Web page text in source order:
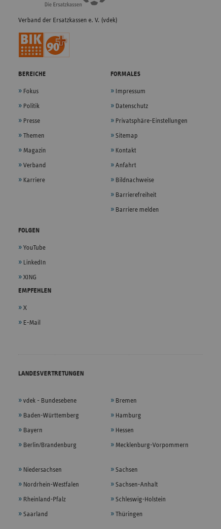
Verband der Ersatzkassen e. V. (vdek)
BEREICHE
Fokus
Politik
Presse
Themen
Magazin
Verband
Karriere
FORMALES
Impressum
Datenschutz
Privatsphäre-Einstellungen
Sitemap
Kontakt
Anfahrt
Bildnachweise
Barrierefreiheit
Barriere melden
FOLGEN
YouTube
LinkedIn
XING
EMPFEHLEN
X
E-Mail
LANDESVERTRETUNGEN
vdek - Bundesebene
Baden-Württemberg
Bayern
Berlin/Brandenburg
Bremen
Hamburg
Hessen
Mecklenburg-Vorpommern
Niedersachsen
Nordrhein-Westfalen
Rheinland-Pfalz
Saarland
Sachsen
Sachsen-Anhalt
Schleswig-Holstein
Thüringen